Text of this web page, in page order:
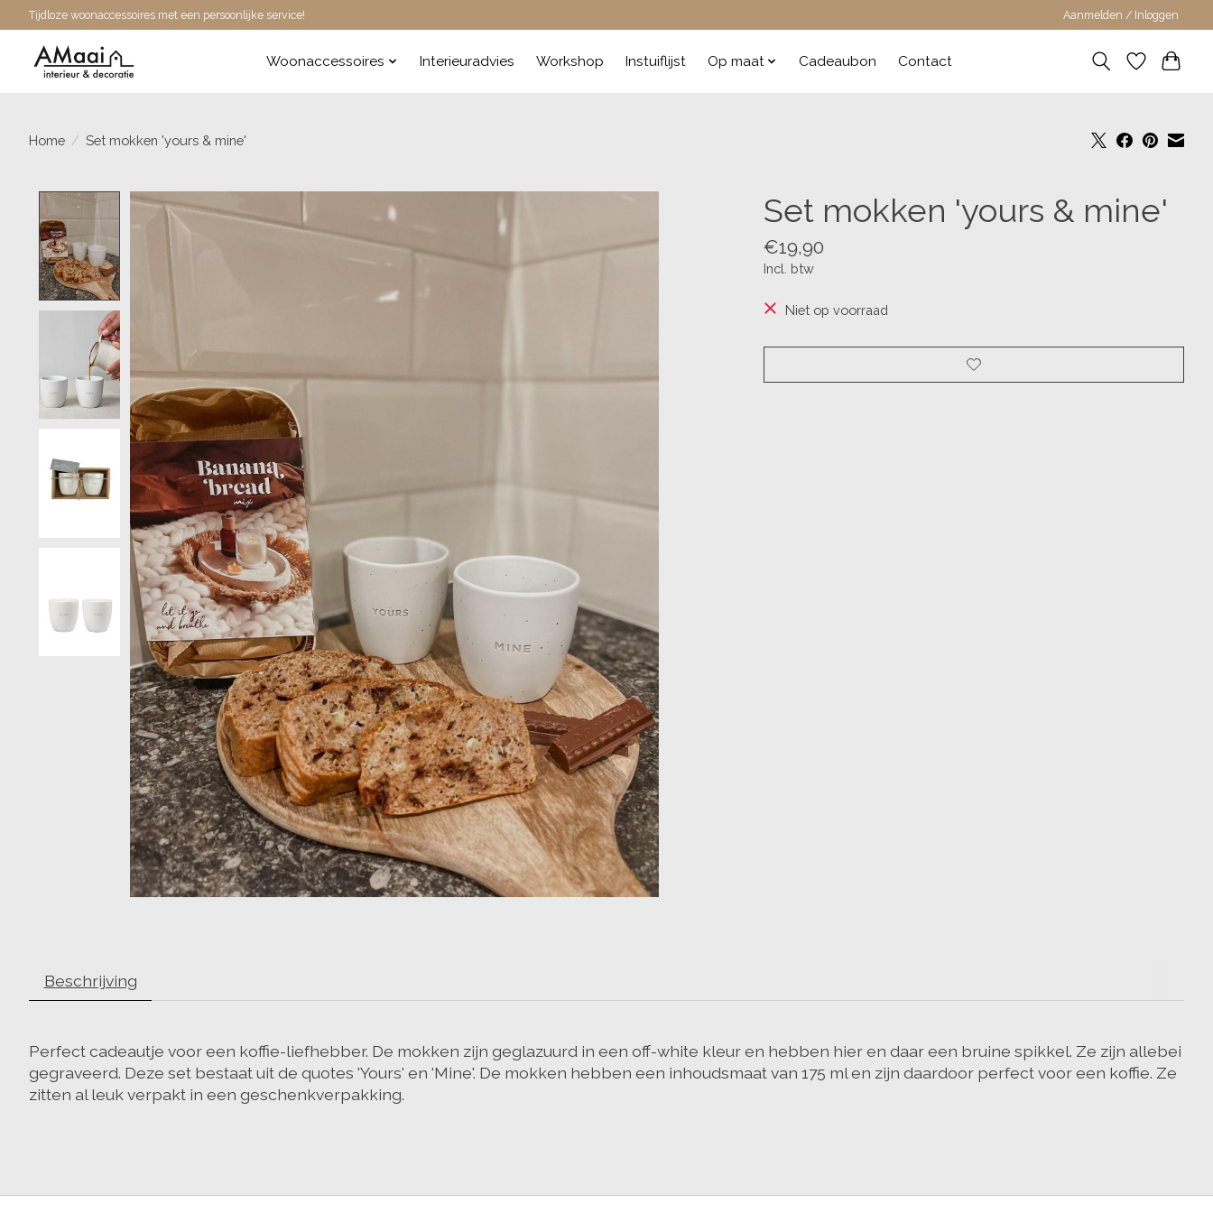
Tijdloze woonaccessoires met een persoonlijke service! Aanmelden / Inloggen
Woonaccessoires Interieuradvies Workshop Instuiflijst Op maat Cadeaubon Contact
Home / Set mokken 'yours & mine'
Product image slideshow Items Set mokken 'yours & mine'
€19,90
Incl. btw
Niet op voorraad
Beschrijving
Perfect cadeautje voor een koffie-liefhebber. De mokken zijn geglazuurd in een off-white kleur en hebben hier en daar een bruine spikkel. Ze zijn allebei
gegraveerd. Deze set bestaat uit de quotes 'Yours' en 'Mine'. De mokken hebben een inhoudsmaat van 175 ml en zijn daardoor perfect voor een koffie. Ze
zitten al leuk verpakt in een geschenkverpakking.